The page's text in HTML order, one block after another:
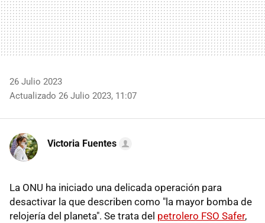
26 Julio 2023
Actualizado 26 Julio 2023, 11:07
Victoria Fuentes
La ONU ha iniciado una delicada operación para
desactivar la que describen como "la mayor bomba de
relojería del planeta". Se trata del petrolero FSO Safer,